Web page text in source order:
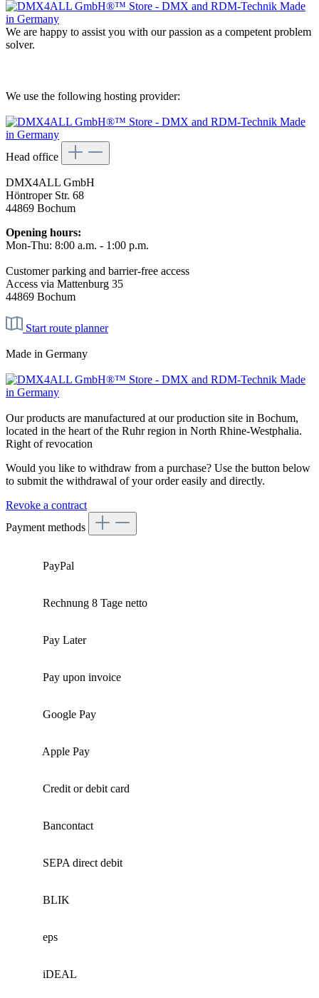
We are happy to assist you with our passion as a competent problem
solver.
We use the following hosting provider:
Head office
DMX4ALL GmbH
Höntroper Str. 68
44869 Bochum
Opening hours:
Mon-Thu: 8:00 a.m. - 1:00 p.m.
Customer parking and barrier-free access
Access via Mattenburg 35
44869 Bochum
Start route planner
Made in Germany
Our products are manufactured at our production site in Bochum,
located in the heart of the Ruhr region in North Rhine-Westphalia.
Right of revocation
Would you like to withdraw from a purchase? Use the button below
to submit the withdrawal of your order easily and directly.
Revoke a contract
Payment methods
PayPal
Rechnung 8 Tage netto
Pay Later
Pay upon invoice
Google Pay
Apple Pay
Credit or debit card
Bancontact
SEPA direct debit
BLIK
eps
iDEAL